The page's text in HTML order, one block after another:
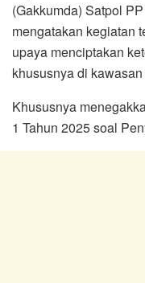
(Gakkumda) Satpol
mengatakan kegiatan
upaya menciptakan
khususnya di
Khususnya
1 Tahun 2025 soal